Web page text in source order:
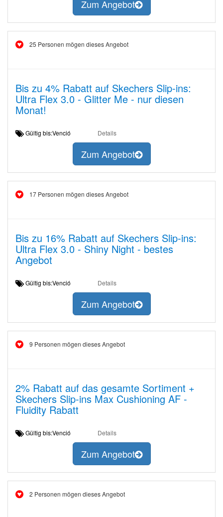
Zum Angebot
25 Personen mögen dieses Angebot
Bis zu 4% Rabatt auf Skechers Slip-ins:
Ultra Flex 3.0 - Glitter Me - nur diesen
Monat!
Gültig bis:Venció Details
Zum Angebot
17 Personen mögen dieses Angebot
Bis zu 16% Rabatt auf Skechers Slip-ins:
Ultra Flex 3.0 - Shiny Night - bestes
Angebot
Gültig bis:Venció Details
Zum Angebot
9 Personen mögen dieses Angebot
2% Rabatt auf das gesamte Sortiment +
Skechers Slip-ins Max Cushioning AF -
Fluidity Rabatt
Gültig bis:Venció Details
Zum Angebot
2 Personen mögen dieses Angebot